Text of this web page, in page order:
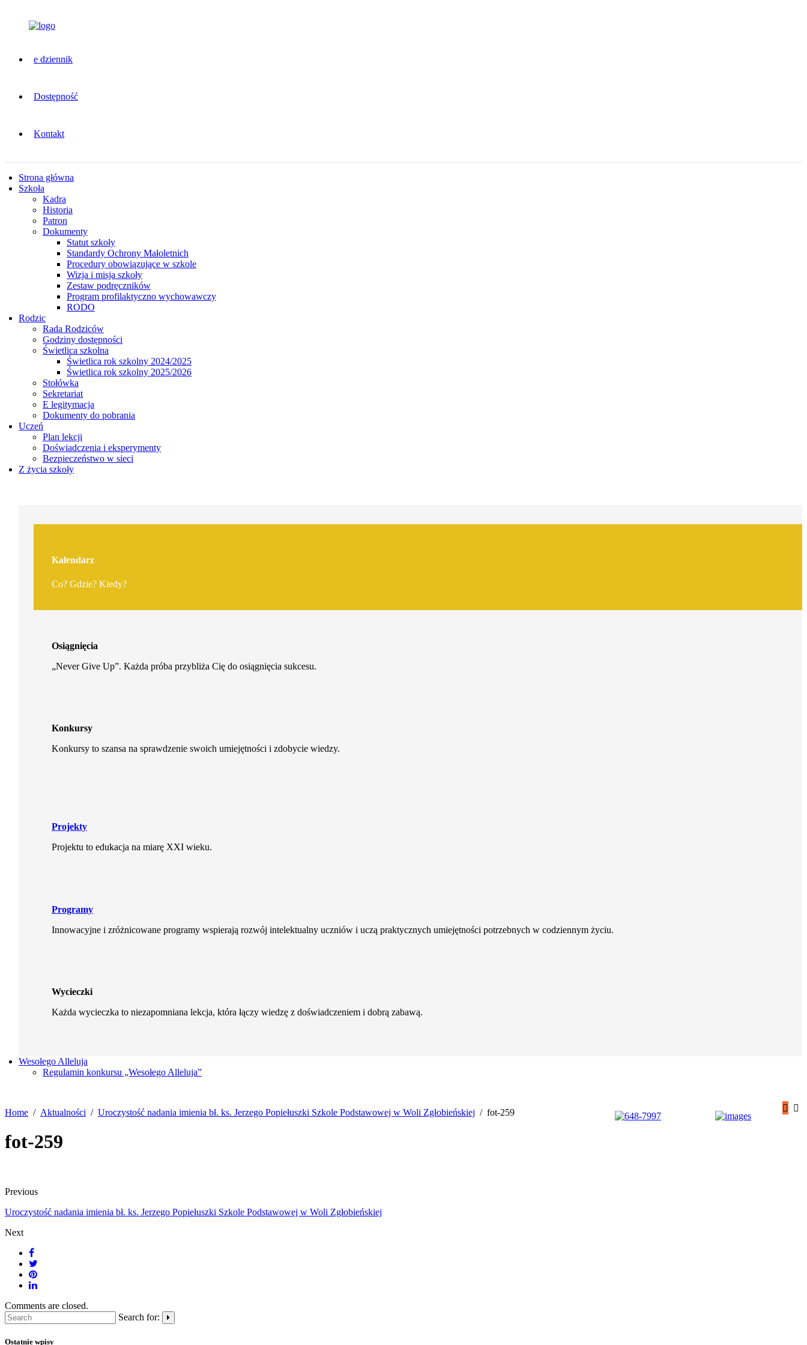
e dziennik
Dostępność
Kontakt
Strona główna
Szkoła
Kadra
Historia
Patron
Dokumenty
Statut szkoły
Standardy Ochrony Małoletnich
Procedury obowiązujące w szkole
Wizja i misja szkoły
Zestaw podręczników
Program profilaktyczno wychowawczy
RODO
Rodzic
Rada Rodziców
Godziny dostępności
Świetlica szkolna
Świetlica rok szkolny 2024/2025
Świetlica rok szkolny 2025/2026
Stołówka
Sekretariat
E legitymacja
Dokumenty do pobrania
Uczeń
Plan lekcji
Doświadczenia i eksperymenty
Bezpieczeństwo w sieci
Z życia szkoły
Kalendarz
Co? Gdzie? Kiedy?
Osiągnięcia
„Never Give Up”. Każda próba przybliża Cię do osiągnięcia sukcesu.
Konkursy
Konkursy to szansa na sprawdzenie swoich umiejętności i zdobycie wiedzy.
Projekty
Projektu to edukacja na miarę XXI wieku.
Programy
Innowacyjne i zróżnicowane programy wspierają rozwój intelektualny uczniów i uczą praktycznych umiejętności potrzebnych w codziennym życiu.
Wycieczki
Każda wycieczka to niezapomniana lekcja, która łączy wiedzę z doświadczeniem i dobrą zabawą.
Wesołego Alleluja
Regulamin konkursu „Wesołego Alleluja”
Home Aktualności Uroczystość nadania imienia bł. ks. Jerzego Popiełuszki Szkole Podstawowej w Woli Zgłobieńskiej fot-259
fot-259
Previous
Uroczystość nadania imienia bł. ks. Jerzego Popiełuszki Szkole Podstawowej w Woli Zgłobieńskiej
Next
Comments are closed.
Search for:
Ostatnie wpisy